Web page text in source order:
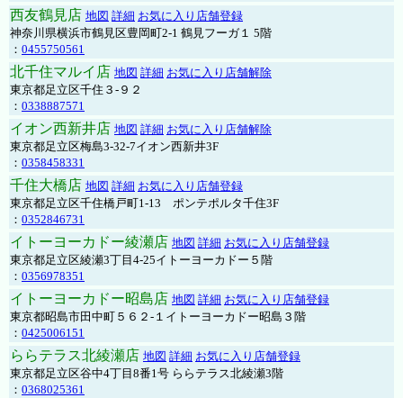
西友鶴見店 地図 詳細 お気に入り店舗登録
神奈川県横浜市鶴見区豊岡町2-1 鶴見フーガ１ 5階
： 0455750561
北千住マルイ店 地図 詳細 お気に入り店舗解除
東京都足立区千住３-９２
： 0338887571
イオン西新井店 地図 詳細 お気に入り店舗解除
東京都足立区梅島3-32-7イオン西新井3F
： 0358458331
千住大橋店 地図 詳細 お気に入り店舗登録
東京都足立区千住橋戸町1-13 ポンテポルタ千住3F
： 0352846731
イトーヨーカドー綾瀬店 地図 詳細 お気に入り店舗登録
東京都足立区綾瀬3丁目4-25イトーヨーカドー５階
： 0356978351
イトーヨーカドー昭島店 地図 詳細 お気に入り店舗登録
東京都昭島市田中町５６２-１イトーヨーカドー昭島３階
： 0425006151
ららテラス北綾瀬店 地図 詳細 お気に入り店舗登録
東京都足立区谷中4丁目8番1号 ららテラス北綾瀬3階
： 0368025361